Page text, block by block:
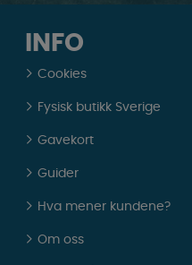
INFO
Cookies
Fysisk butikk Sverige
Gavekort
Guider
Hva mener kundene?
Om oss